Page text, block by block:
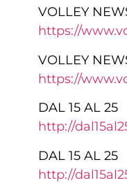
VOLLEY
https://
VOLLEY
https://
DAL 15 AL 25
http://
DAL 15 AL 25
http://